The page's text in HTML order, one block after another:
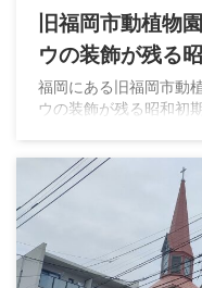
旧福岡市動植物
ウの装飾が残る
福岡にある旧福岡市動
ウの装飾が残る昭和初